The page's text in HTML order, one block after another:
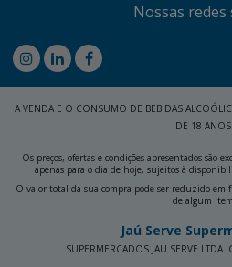
Nossas redes
A VENDA E O CONSUMO DE BEBIDAS
DE 18 ANOS.
Os preços, ofertas e condições apresentados são
apenas para o dia de hoje, sujeitos à
O valor total da sua compra pode ser reduzido em
de algum
Jaú Serve
SUPERMERCADOS JAU SERVE